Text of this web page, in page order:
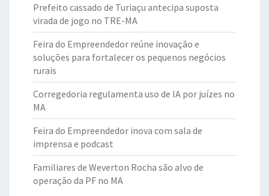
Prefeito cassado de Turiaçu antecipa suposta
virada de jogo no TRE-MA
Feira do Empreendedor reúne inovação e
soluções para fortalecer os pequenos negócios
rurais
Corregedoria regulamenta uso de IA por juízes no
MA
Feira do Empreendedor inova com sala de
imprensa e podcast
Familiares de Weverton Rocha são alvo de
operação da PF no MA